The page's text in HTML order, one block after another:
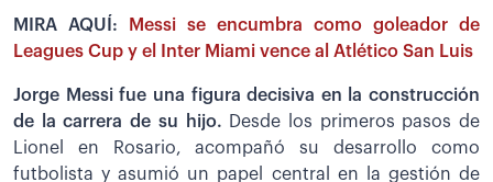
MIRA AQUÍ:
Messi se encumbra como goleador de
Leagues Cup y el Inter Miami vence al Atlético San Luis
Jorge Messi fue una figura decisiva en la construcción
de la carrera de su hijo. Desde los primeros pasos de
Lionel en Rosario, acompañó su desarrollo como
futbolista y asumió un papel central en la gestión de